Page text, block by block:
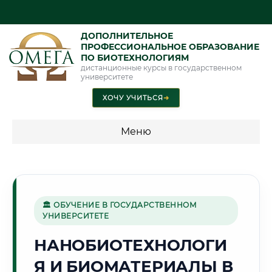
ДОПОЛНИТЕЛЬНОЕ
ПРОФЕССИОНАЛЬНОЕ ОБРАЗОВАНИЕ
ПО БИОТЕХНОЛОГИЯМ
дистанционные курсы в государственном
университете
ХОЧУ УЧИТЬСЯ➜
Меню
🌾
Г. КУРГАН
🏛 ОБУЧЕНИЕ В ГОСУДАРСТВЕННОМ
УНИВЕРСИТЕТЕ
НАНОБИОТЕХНОЛОГИ
Я И БИОМАТЕРИАЛЫ В